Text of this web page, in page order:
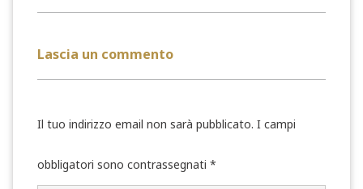
Lascia un commento
Il tuo indirizzo email non sarà pubblicato. I campi
obbligatori sono contrassegnati *